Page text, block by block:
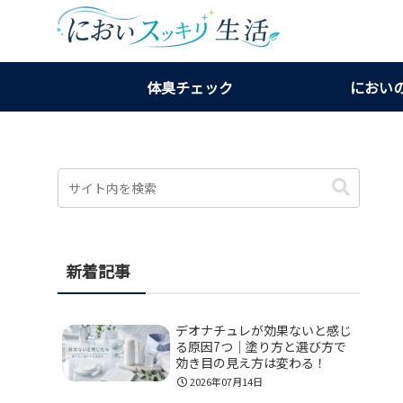
体臭チェック におい
新着記事
デオナチュレが効果ないと感じ
る原因7つ｜塗り方と選び方で
効き目の見え方は変わる！
2026年07月14日